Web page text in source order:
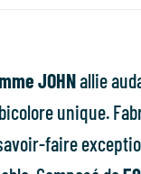
JOHNallie
unique.
faire